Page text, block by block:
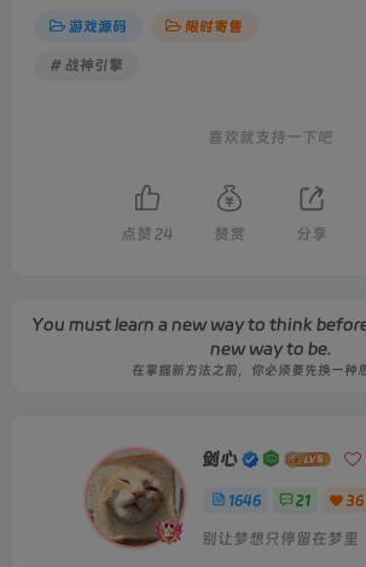
游戏源码 限时寄售
# 战神引擎
喜欢就支持一下吧
点赞 24 赞赏 分享
You must learn a new way to think
new way to be.
在掌握新方法之前，你必须要先换一种
剑心
1646 21 36
别让梦想只停留在梦里